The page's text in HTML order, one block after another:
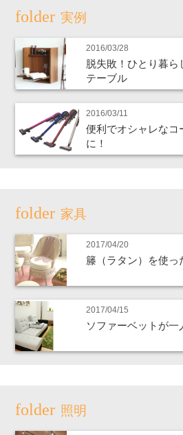
実例
2016/03/28
脱失敗！ひとり暮
テーブル
2016/03/11
便利でオシャレなコ
に！
家具
2017/04/20
籐（ラタン）を使っ
2017/04/15
ソファーベットが
照明